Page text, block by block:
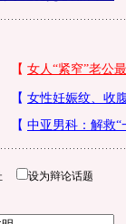
设为辩论话题